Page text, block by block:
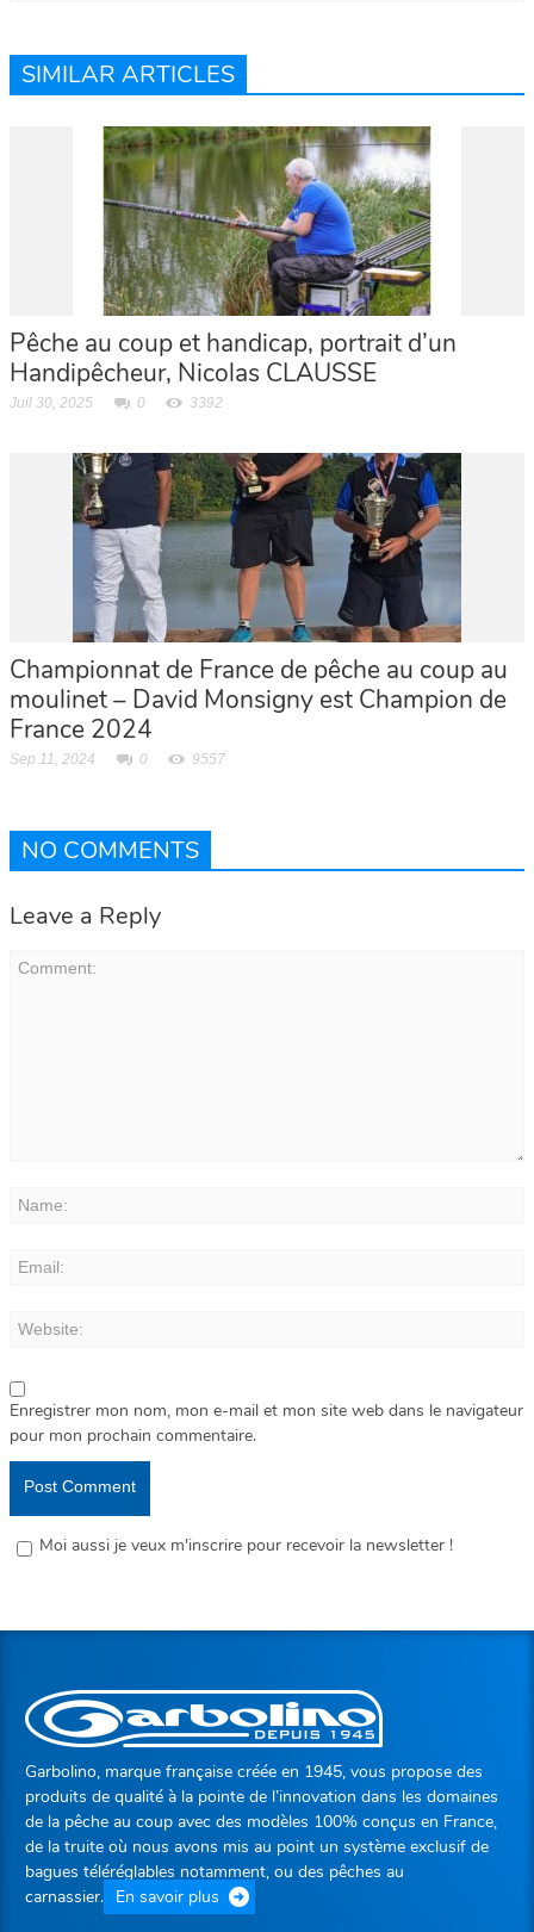
SIMILAR ARTICLES
Pêche au coup et handicap, portrait d’un
Handipêcheur, Nicolas CLAUSSE
Juil 30, 2025 0 3392
Championnat de France de pêche au coup au
moulinet – David Monsigny est Champion de
France 2024
Sep 11, 2024 0 9557
NO COMMENTS
Leave a Reply
Enregistrer mon nom, mon e-mail et mon site web dans le navigateur
pour mon prochain commentaire.
Moi aussi je veux m'inscrire pour recevoir la newsletter !
Garbolino, marque française créée en 1945, vous propose des
produits de qualité à la pointe de l’innovation dans les domaines
de la pêche au coup avec des modèles 100% conçus en France,
de la truite où nous avons mis au point un système exclusif de
bagues téléréglables notamment, ou des pêches au
carnassier. En savoir plus